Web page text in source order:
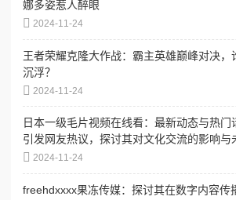
娜多姿惹人醉眼
2024-11-24
王者荣耀克隆大作战：霸主英雄巅峰对决，
沉浮？
2024-11-24
日本一级毛片视频在线看：最新动态与热门
引发网友热议，探讨其对文化交流的影响与
发展趋势
2024-11-24
freehdxxxx果冻传媒：探讨其在数字内容传